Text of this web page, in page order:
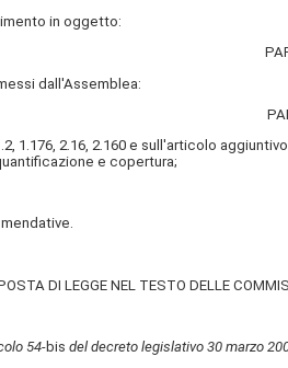
in oggetto:
dall'Assemblea:
1.176, 2.16, 2.160 e sull'articolo
e copertura;
DI LEGGE NEL TESTO DELLE
54-bis del decreto legislativo 30 marzo